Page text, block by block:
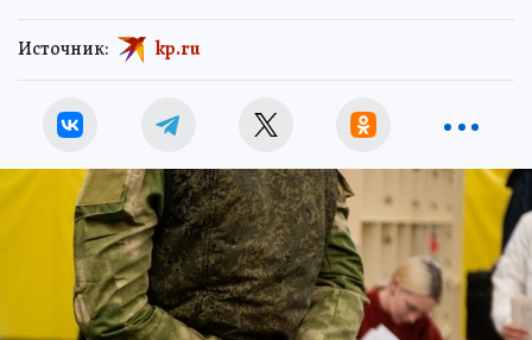
Источник: kp.ru